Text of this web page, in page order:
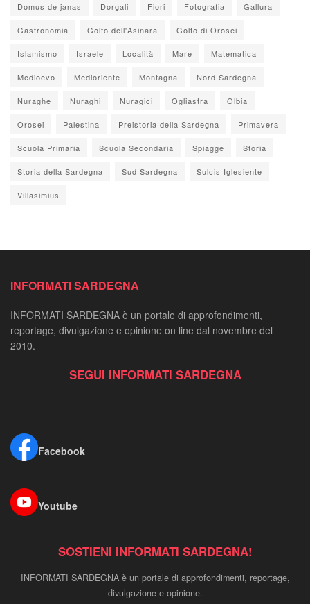
Domus de janas Dorgali Fiori Fotografia Gallura
Gastronomia Golfo dell'Asinara Golfo di Orosei
Islamismo Israele Località Mare Matematica
Medioevo Medioriente Montagna Nord Sardegna
Nuraghe Nuraghi Nuragici Ogliastra Olbia
Orosei Palestina Preistoria della Sardegna Primavera
Scuola Primaria Scuola Secondaria Spiagge Storia
Storia della Sardegna Sud Sardegna Sulcis Iglesiente
Villasimius
INFORMATI SARDEGNA
INFORMATI SARDEGNA è un portale di approfondimenti,
reportage, divulgazione e opinione on line dal novembre del
2010.
SEGUI INFORMATI SARDEGNA
Facebook
Youtube
SOSTIENI INFORMATI SARDEGNA!
INFORMATI SARDEGNA è un portale di approfondimenti, reportage,
divulgazione e opinione.